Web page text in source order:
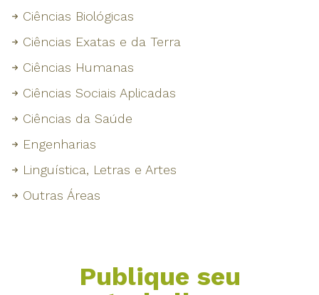
Ciências Biológicas
Ciências Exatas e da Terra
Ciências Humanas
Ciências Sociais Aplicadas
Ciências da Saúde
Engenharias
Linguística, Letras e Artes
Outras Áreas
Publique seu